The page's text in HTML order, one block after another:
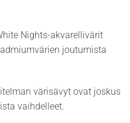
Nights-akvarellivärit
joutumista
värisävyt ovat joskus
vaihdelleet.